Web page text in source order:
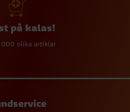
på kalas!
000 olika artiklar